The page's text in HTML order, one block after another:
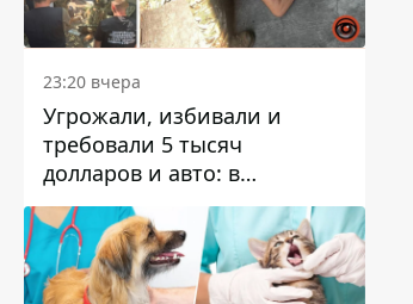
23:20 вчера
Угрожали, избивали и
требовали 5 тысяч
долларов и авто: в
Павлограде задержали двух
мужчин